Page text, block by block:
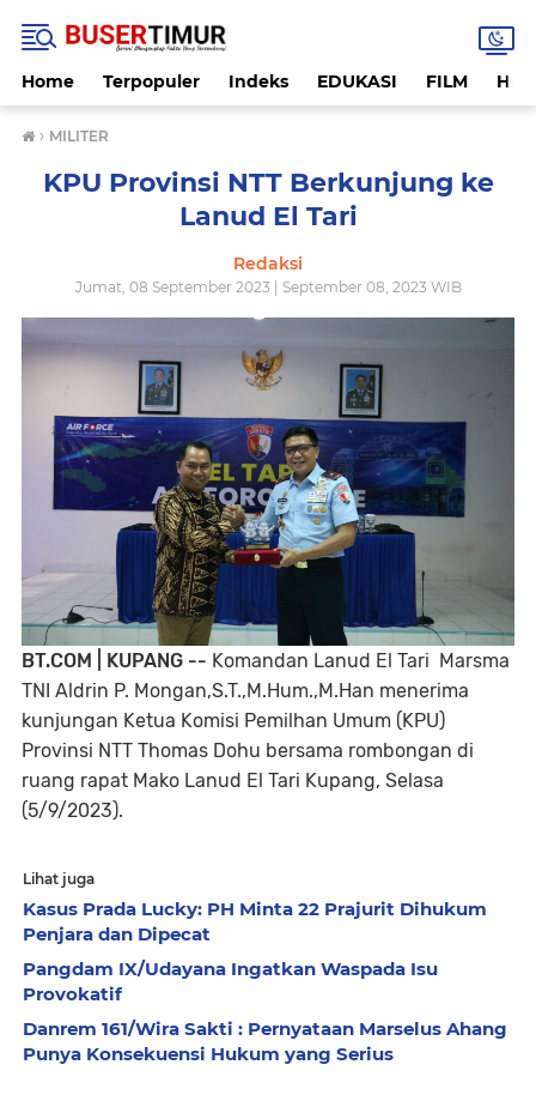
Home Terpopuler Indeks EDUKASI FILM
› MILITER
KPU Provinsi NTT Berkunjung ke
Lanud El Tari
Redaksi
Jumat, 08 September 2023 | September 08, 2023 WIB
BT.COM | KUPANG -- Komandan Lanud El Tari Marsma
TNI Aldrin P. Mongan,S.T.,M.Hum.,M.Han menerima
kunjungan Ketua Komisi Pemilhan Umum (KPU)
Provinsi NTT Thomas Dohu bersama rombongan di
ruang rapat Mako Lanud El Tari Kupang, Selasa
(5/9/2023).
Lihat juga
Kasus Prada Lucky: PH Minta 22 Prajurit Dihukum
Penjara dan Dipecat
Pangdam IX/Udayana Ingatkan Waspada Isu
Provokatif
Danrem 161/Wira Sakti : Pernyataan Marselus Ahang
Punya Konsekuensi Hukum yang Serius